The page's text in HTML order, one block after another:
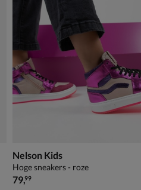
Nelson Kids
Hoge sneakers - roze
€ 79,99
79,99